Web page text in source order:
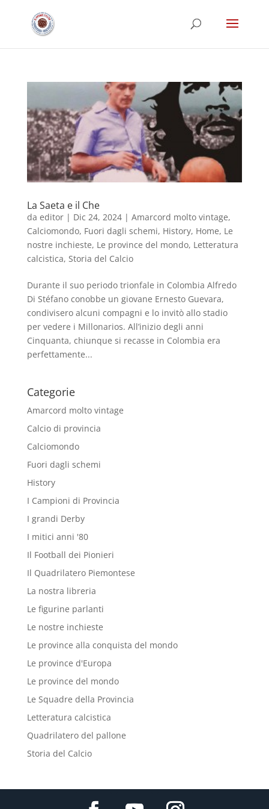
La Saeta e il Che
da editor| Dic 24, 2024| Amarcord molto vintage,
Calciomondo, Fuori dagli schemi, History, Home, Le
nostre inchieste, Le province del mondo, Letteratura
calcistica, Storia del Calcio
Durante il suo periodo trionfale in Colombia Alfredo
Di Stéfano conobbe un giovane Ernesto Guevara,
condivisero alcuni compagni e lo invitò allo stadio
per vedere i Millonarios. All’inizio degli anni
Cinquanta, chiunque si recasse in Colombia era
perfettamente...
Categorie
Amarcord molto vintage
Calcio di provincia
Calciomondo
Fuori dagli schemi
History
I Campioni di Provincia
I grandi Derby
I mitici anni '80
Il Football dei Pionieri
Il Quadrilatero Piemontese
La nostra libreria
Le figurine parlanti
Le nostre inchieste
Le province alla conquista del mondo
Le province d'Europa
Le province del mondo
Le Squadre della Provincia
Letteratura calcistica
Quadrilatero del pallone
Storia del Calcio